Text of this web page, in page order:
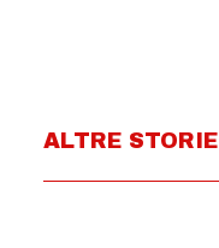
ALTRE STORIE